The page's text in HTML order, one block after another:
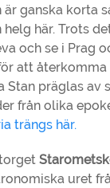
ganska korta
här. Trots
och se i Prag
att återkomma
Stan präglas av
från olika
trängs här.
uret